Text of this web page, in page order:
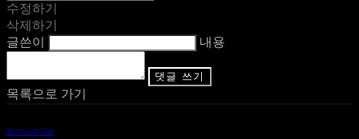
수정하기
삭제하기
글쓴이
내용
댓글 쓰기
목록으로 가기
Terms of Use